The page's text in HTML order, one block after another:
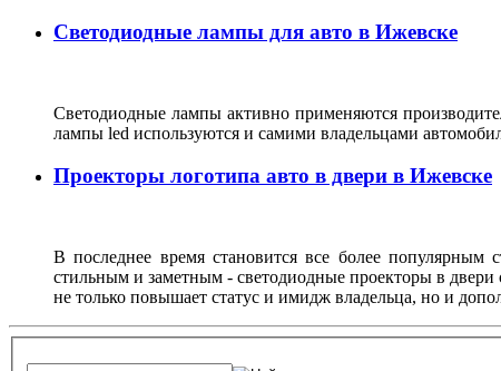
Светодиодные лампы для авто в Ижевске
Светодиодные лампы активно применяются
лампы led используются и самими владельцами
Проекторы логотипа авто в двери в Ижевске
В последнее время становится все более популярным
стильным и заметным - светодиодные проекторы в
не только повышает статус и имидж владельца, но и